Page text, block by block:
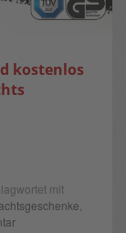
kostenlos
mit